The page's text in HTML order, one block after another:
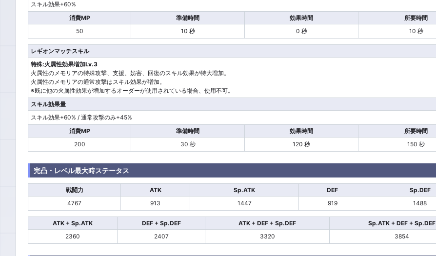
スキル効果+60%
消費MP
準備時間 効果時間
所要時間
50
10 秒 0 秒 10 秒
レギオンマッチスキル
特殊:火属性効果増加Lv.3
火属性のメモリアの特殊攻撃、支援、妨害、回復のスキル効果が特大増加。
火属性のメモリアの通常攻撃はスキル効果が増加。
※既に他の火属性効果が増加するオーダーが使用されている場合、使用不可。
スキル効果量
スキル効果+60% / 通常攻撃のみ+45%
消費MP
準備時間 効果時間
所要時間
200
30 秒 120 秒 150 秒
完凸・レベル最大時ステータス
戦闘力 ATK Sp.ATK DEF
Sp.DEF
4767
913 1447 919 1488
ATK + Sp.ATK DEF + Sp.DEF ATK + DEF + Sp.DEF
Sp.ATK + DEF + Sp.DEF
2360
2407 3320 3854